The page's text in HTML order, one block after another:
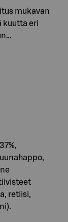
mukavan
kuutta eri
retiisi,